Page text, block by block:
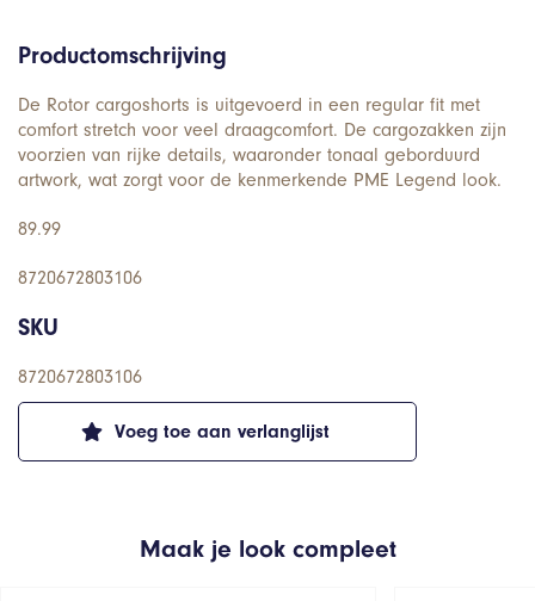
Voeg toe aan verlanglijst
Productomschrijving
De Rotor cargoshorts is uitgevoerd in een regular fit met
comfort stretch voor veel draagcomfort. De cargozakken zijn
voorzien van rijke details, waaronder tonaal geborduurd
artwork, wat zorgt voor de kenmerkende PME Legend look.
89.99
8720672803106
SKU
8720672803106
Maak je look compleet